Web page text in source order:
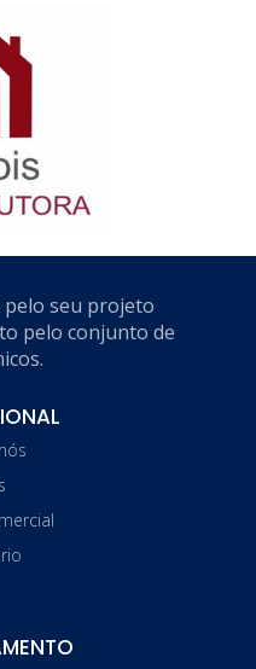
pelo seu projeto
pelo conjunto de